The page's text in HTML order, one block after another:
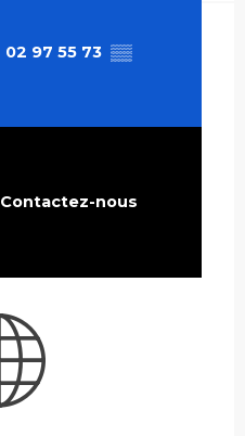
02 97 55 73 ▒▒
Contactez-nous